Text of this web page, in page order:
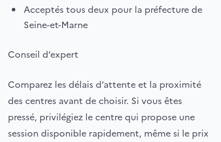
Acceptés tous deux pour la préfecture de
Seine-et-Marne
Conseil d’expert
Comparez les délais d’attente et la proximité
des centres avant de choisir. Si vous êtes
pressé, privilégiez le centre qui propose une
session disponible rapidement, même si le prix